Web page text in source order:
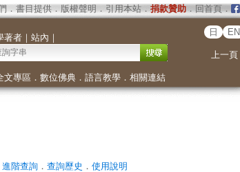
． 書目提供． 版權聲明 ． 引用本站． 捐款贊助．回首頁．
著者｜ 站內 ｜
日 EN
上一頁
文專區 ． 數位佛典． 語言教學． 相關連結
進階查詢． 查詢歷史 ． 使用說明